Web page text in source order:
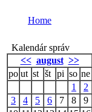
Home
Kalendár správ
<< august >>
po ut st št pi so ne
1
2
3
4 5 6 7 8
9